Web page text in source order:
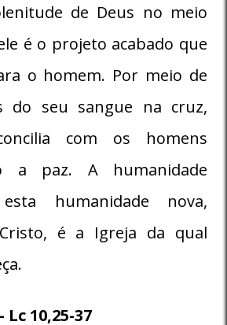
de Deus no meio
é o projeto acabado que
o homem. Por meio de
do seu sangue na cruz,
com os homens
a paz. A humanidade
esta humanidade nova,
é a Igreja da qual
Lc 10,25-37